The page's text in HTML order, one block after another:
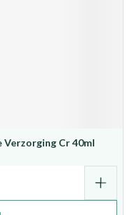
Verzorging Cr 40ml